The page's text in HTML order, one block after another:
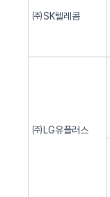
㈜SK텔레콤
㈜LG유플러스